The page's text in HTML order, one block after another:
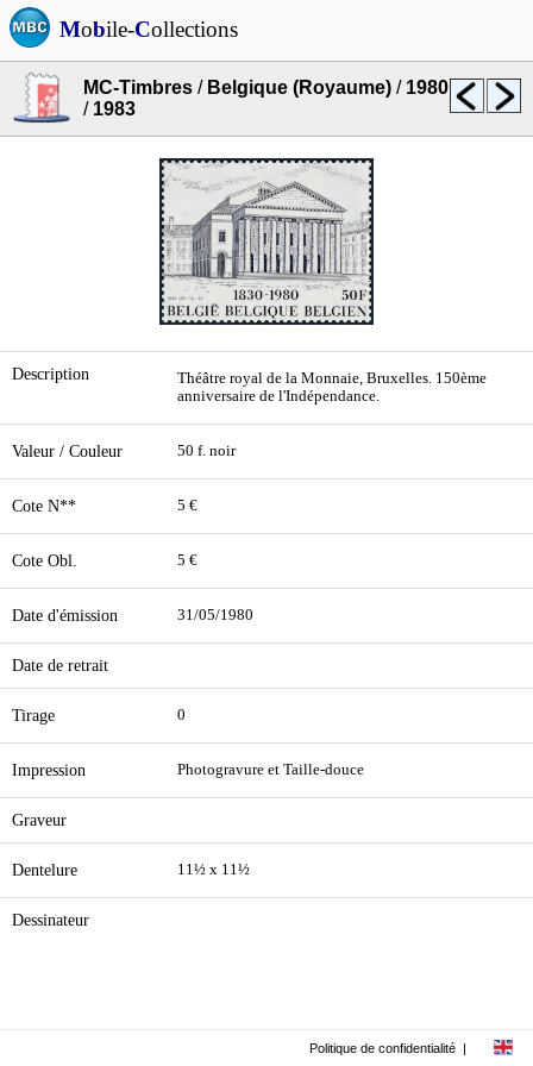
Mobile-Collections
MC-Timbres / Belgique (Royaume) / 1980
/ 1983
Description
Théâtre royal de la Monnaie, Bruxelles. 150ème
anniversaire de l'Indépendance.
Valeur / Couleur 50 f. noir
Cote N** 5 €
Cote Obl. 5 €
Date d'émission 31/05/1980
Date de retrait
Tirage 0
Impression Photogravure et Taille-douce
Graveur
Dentelure 11½ x 11½
Dessinateur
Politique de confidentialité |